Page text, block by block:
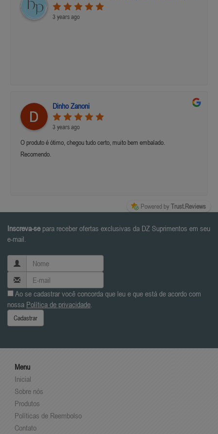
3 years ago
Dinho Zanoni
3 years ago
O produto é ótimo, chegou tudo certo, muito bem embalado.
Recomendo.
Powered byTrust.Reviews
Inscreva-separa receber ofertas exclusivas da DZ Suprimentos em seu
e-mail.
Ao se cadastrar você concorda que leu e que está de acordo com
nossa Política de privacidade
Cadastrar
Menu
Inicial
Sobre nós
Produtos
Políticas de Reembolso
Contato